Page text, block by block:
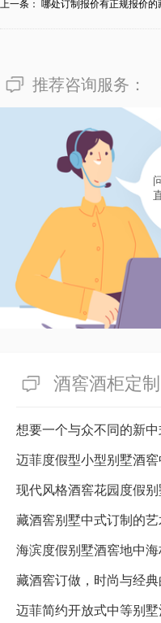
费，完全
订做或施
是筹算从
量有保证！
有帮助(745
上一条： 哪处订制报价有正规报价的
推荐咨询服务：
酒窖酒柜定
想要一个与众不同的新
迈菲度假型小型别墅酒
藏酒窖别墅中式订制的
海滨度假别墅酒窖地中
藏酒窖订做，时尚与经典
迈菲简约开放式中等别